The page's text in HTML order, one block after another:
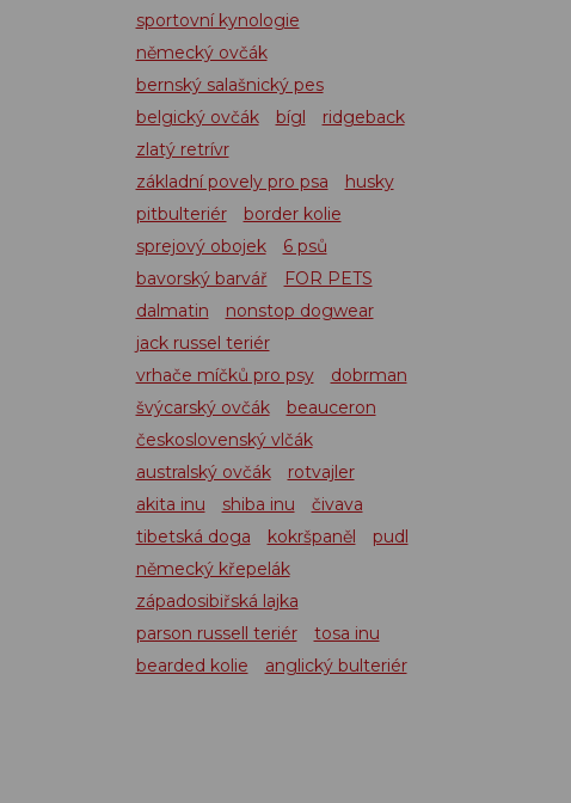
sportovní kynologie
německý ovčák
bernský salašnický pes
belgický ovčák
bígl
ridgeback
zlatý retrívr
základní povely pro psa
husky
pitbulteriér
border kolie
sprejový obojek
6 psů
bavorský barvář
FOR PETS
dalmatin
nonstop dogwear
jack russel teriér
vrhače míčků pro psy
dobrman
švýcarský ovčák
beauceron
československý vlčák
australský ovčák
rotvajler
akita inu
shiba inu
čivava
tibetská doga
kokršpaněl
pudl
německý křepelák
západosibiřská lajka
parson russell teriér
tosa inu
bearded kolie
anglický bulteriér